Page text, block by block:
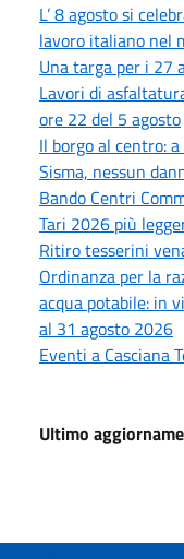
L’ 8 agosto si
lavoro italiano nel
Una targa per i 27
Lavori di
ore 22 del 5 agosto
Il borgo al centro:
Sisma, nessun
Bando Centri
Tari 2026 più
Ritiro tesserini
Ordinanza per la
acqua potabile: in
al 31 agosto 2026
Eventi a Casciana
Ultimo